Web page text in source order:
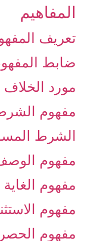
المفاهيم‏
تعريف
ضابط
مورد
مفهوم
الشرط
مفهوم
مفهوم الغاية
مفهوم
مفهوم الحصر